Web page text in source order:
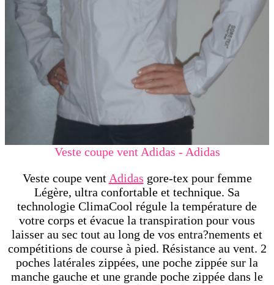
Veste coupe vent Adidas - Adidas
Veste coupe vent Adidas gore-tex pour femme
Légère, ultra confortable et technique. Sa
technologie ClimaCool régule la température de
votre corps et évacue la transpiration pour vous
laisser au sec tout au long de vos entra?nements et
compétitions de course à pied. Résistance au vent. 2
poches latérales zippées, une poche zippée sur la
manche gauche et une grande poche zippée dans le